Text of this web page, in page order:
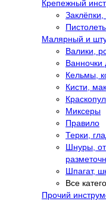
Крепежный
Заклёпки,
Малярный и
Валики,
Ванночки
Кельмы,
Кисти,
Миксеры
Правило
Терки,
Шнуры,
Шпагат,
Все
Прочий